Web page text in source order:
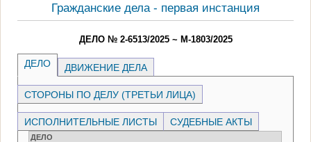
Гражданские дела - первая инстанция
ДЕЛО № 2-6513/2025 ~ М-1803/2025
ДЕЛО ДВИЖЕНИЕ ДЕЛА
СТОРОНЫ ПО ДЕЛУ (ТРЕТЬИ ЛИЦА)
ИСПОЛНИТЕЛЬНЫЕ ЛИСТЫ СУДЕБНЫЕ АКТЫ
ДЕЛО